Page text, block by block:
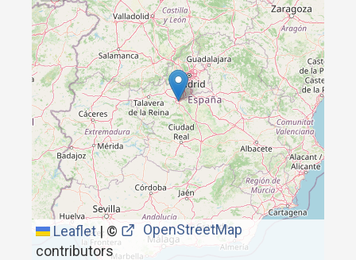
Leaflet|©
OpenStreetMap
contributors